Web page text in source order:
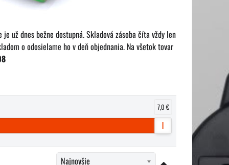
už dnes bežne dostupná. Skladová zásoba číta vždy len
o odosielame ho v deň objednania. Na všetok tovar
7,0 €
Najnovšie